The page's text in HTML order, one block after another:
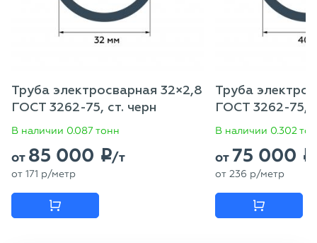
Труба электросварная 32×2,8
ГОСТ 3262-75, ст. черн
В наличии 0.087 тонн
от 85 000 p/т
от 171 p/метр
Труба
ГОСТ 3262-75,
В наличии 0.302
от 75 000 p
от 236 p/метр